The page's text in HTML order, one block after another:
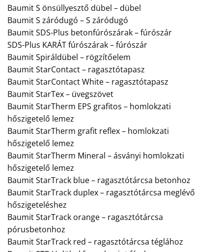
Baumit S önsüllyesztő dübel – dübel
Baumit S záródugó – S záródugó
Baumit SDS-Plus betonfúrószárak – fúrószár
SDS-Plus KARÁT fúrószárak – fúrószár
Baumit Spiráldübel – rögzítőelem
Baumit StarContact – ragasztótapasz
Baumit StarContact White – ragasztótapasz
Baumit StarTex – üvegszövet
Baumit StarTherm EPS grafitos – homlokzati
hőszigetelő lemez
Baumit StarTherm grafit reflex – homlokzati
hőszigetelő lemez
Baumit StarTherm Mineral – ásványi homlokzati
hőszigetelő lemez
Baumit StarTrack blue – ragasztótárcsa betonhoz
Baumit StarTrack duplex – ragasztótárcsa meglévő
hőszigeteléshez
Baumit StarTrack orange – ragasztótárcsa
pórusbetonhoz
Baumit StarTrack red – ragasztótárcsa téglához